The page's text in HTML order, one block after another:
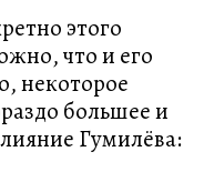
этого
что и его
некоторое
большее и
Гумилёва: